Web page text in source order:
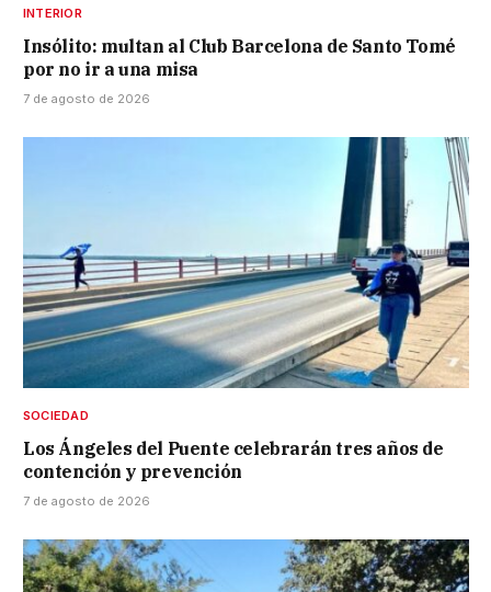
INTERIOR
Insólito: multan al Club Barcelona de Santo Tomé
por no ir a una misa
7 de agosto de 2026
SOCIEDAD
Los Ángeles del Puente celebrarán tres años de
contención y prevención
7 de agosto de 2026